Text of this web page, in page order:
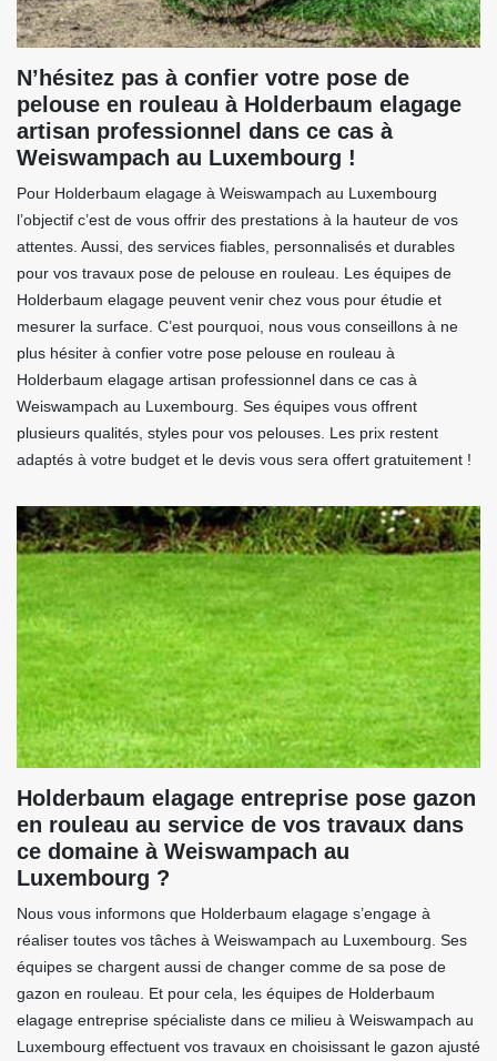
N’hésitez pas à confier votre pose de
pelouse en rouleau à Holderbaum elagage
artisan professionnel dans ce cas à
Weiswampach au Luxembourg !
Pour Holderbaum elagage à Weiswampach au Luxembourg
l’objectif c’est de vous offrir des prestations à la hauteur de vos
attentes. Aussi, des services fiables, personnalisés et durables
pour vos travaux pose de pelouse en rouleau. Les équipes de
Holderbaum elagage peuvent venir chez vous pour étudie et
mesurer la surface. C’est pourquoi, nous vous conseillons à ne
plus hésiter à confier votre pose pelouse en rouleau à
Holderbaum elagage artisan professionnel dans ce cas à
Weiswampach au Luxembourg. Ses équipes vous offrent
plusieurs qualités, styles pour vos pelouses. Les prix restent
adaptés à votre budget et le devis vous sera offert gratuitement !
Holderbaum elagage entreprise pose gazon
en rouleau au service de vos travaux dans
ce domaine à Weiswampach au
Luxembourg ?
Nous vous informons que Holderbaum elagage s’engage à
réaliser toutes vos tâches à Weiswampach au Luxembourg. Ses
équipes se chargent aussi de changer comme de sa pose de
gazon en rouleau. Et pour cela, les équipes de Holderbaum
elagage entreprise spécialiste dans ce milieu à Weiswampach au
Luxembourg effectuent vos travaux en choisissant le gazon ajusté